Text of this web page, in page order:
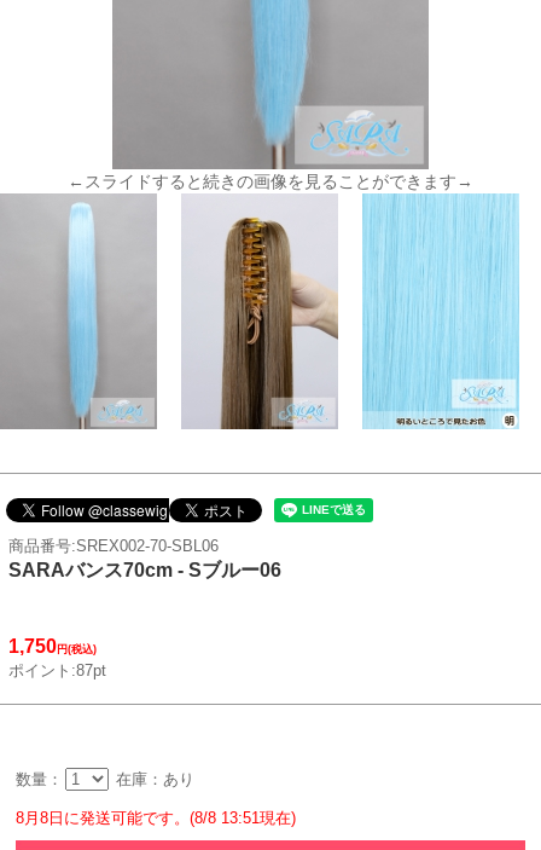
←スライドすると続きの画像を見ることができます→
商品番号:SREX002-70-SBL06
SARAバンス70cm - Sブルー06
1,750円(税込)
ポイント:87pt
数量： 在庫：あり
8月8日に発送可能です。(8/8 13:51現在)